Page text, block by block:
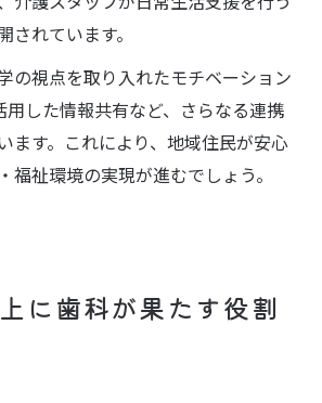
されています。
の視点を取り入れたモチベーション
した情報共有など、さらなる連携
ます。これにより、地域住民が安心
福祉環境の実現が進むでしょう。
に歯科が果たす役割